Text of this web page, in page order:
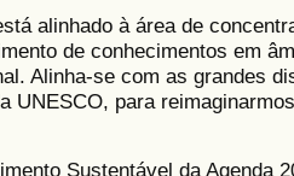
alinhado à área de
de conhecimentos em
Alinha-se com as grandes
UNESCO, para
Sustentável da Agenda